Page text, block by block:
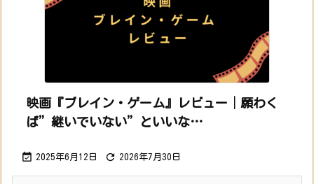
映画『ブレイン・ゲーム』レビュー│願わく
ば”継いでいない”といいな…
 2025年6月12日  2026年7月30日